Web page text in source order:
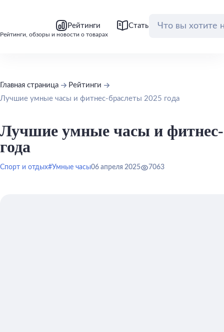
Рейтинги, обзоры и новости о товарах
Рейтинги Статьи Обзоры
Главная страница
Рейтинги
Лучшие умные часы и фитнес-браслеты 2025 года
Лучшие умные часы и фитнес-
года
Спорт и отдых#Умные часы06 апреля 2025 7063